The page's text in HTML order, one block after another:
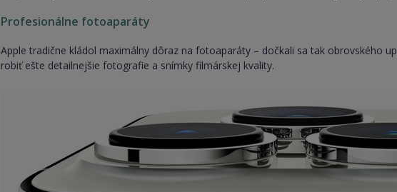
Profesionálne fotoaparáty
Apple tradične kládol maximálny dôraz na fotoaparáty – dočkali sa tak obrovského
robiť ešte detailnejšie fotografie a snímky filmárskej kvality.